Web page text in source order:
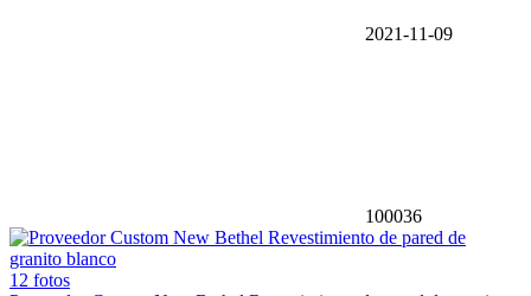
2021-11-09
100036
12 fotos